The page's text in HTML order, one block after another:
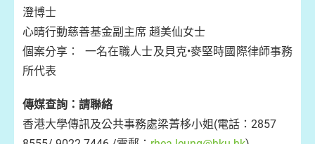
澄博士
心晴行動慈善基金副主席 趙美仙女士
個案分享： 一名在職人士及貝克•麥堅時國際律師事務
所代表
傳媒查詢：請聯絡
香港大學傳訊及公共事務處梁菁栘小姐(電話：2857